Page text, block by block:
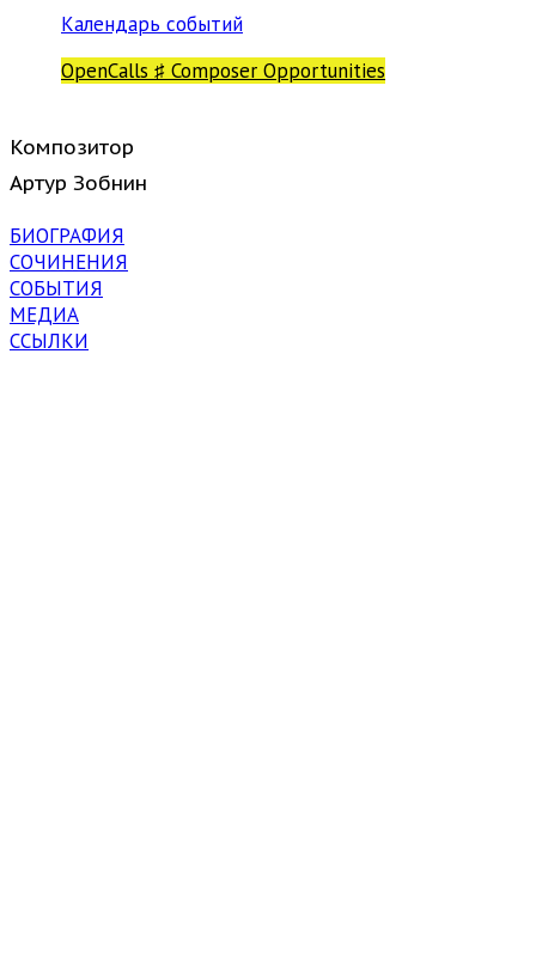
Календарь событий
OpenCalls ♯ Composer Opportunities
Композитор
Артур Зобнин
БИОГРАФИЯ
СОЧИНЕНИЯ
СОБЫТИЯ
МЕДИА
ССЫЛКИ